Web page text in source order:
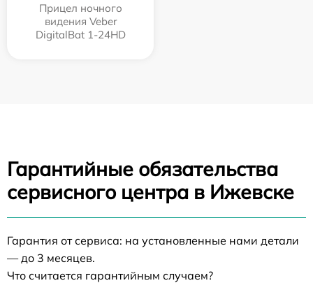
Прицел ночного
видения Veber
DigitalBat 1-24HD
Гарантийные обязательства
сервисного центра в Ижевске
Гарантия от сервиса: на установленные нами детали
— до 3 месяцев.
Что считается гарантийным случаем?